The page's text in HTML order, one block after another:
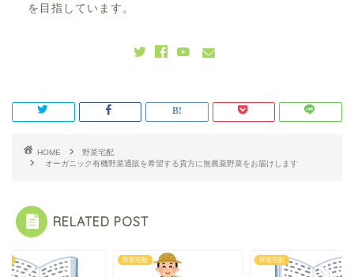
を目指しています。
HOME
野菜宅配
オーガニック有機野菜通販を希望する貴方に無農薬野菜をお届けします
RELATED POST
野菜宅配 野菜宅配